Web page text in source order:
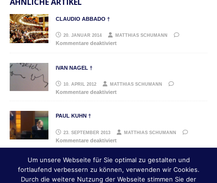
CLAUDIO ABBADO †
20. JANUAR 2014 MATTHIAS SCHUMANN
Kommentare deaktiviert
IVAN NAGEL †
10. APRIL 2012 MATTHIAS SCHUMANN
Kommentare deaktiviert
PAUL KUHN †
23. SEPTEMBER 2013 MATTHIAS SCHUMANN
Kommentare deaktiviert
Um unsere Webseite für Sie optimal zu gestalten und
fortlaufend verbessern zu können, verwenden wir Cookies.
Durch die weitere Nutzung der Webseite stimmen Sie der